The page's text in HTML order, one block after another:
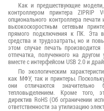
Как и предшествующие
контроллером принтера ZIPRIP
опционального контроллера
высокоскоростным сетевым
прямого подключения к ПК. Эта
средства и трудозатраты, но и
этом случае печать
отпечатка, полученного на другом
вместе с интерфейсом USB 2.0 и
По экологическим
как МФУ, так и принтеры.
они отличаются значительно
тепловыделением. Кроме того,
директив RoHS (Об ограничении
ответственности за утилизацию